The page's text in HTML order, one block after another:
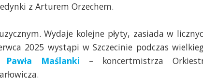
z Arturem Orzechem.
Wydaje kolejne płyty, zasiada w
2025 wystąpi w Szczecinie podczas
Pawła Maślanki – koncertmistrza